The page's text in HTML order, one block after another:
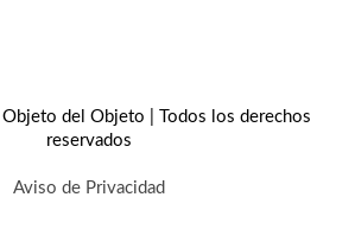
del Objeto | Todos los derechos
reservados
Aviso de Privacidad